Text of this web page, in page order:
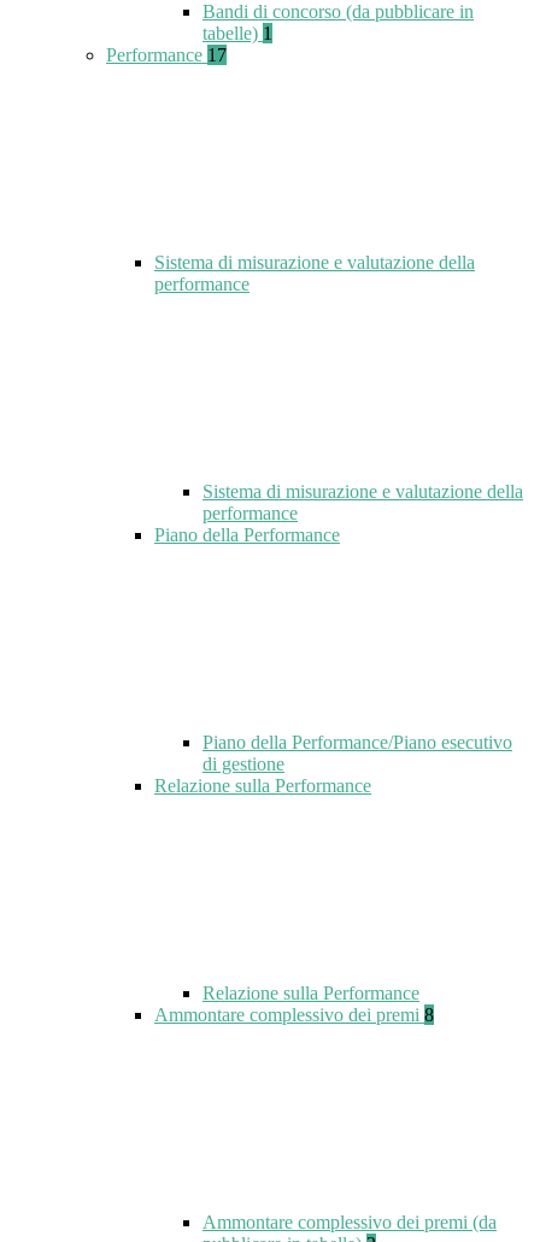
Bandi di concorso (da pubblicare in
tabelle) 1
Performance 17
Sistema di misurazione e valutazione della
performance
Sistema di misurazione e valutazione della
performance
Piano della Performance
Piano della Performance/Piano esecutivo
di gestione
Relazione sulla Performance
Relazione sulla Performance
Ammontare complessivo dei premi 8
Ammontare complessivo dei premi (da